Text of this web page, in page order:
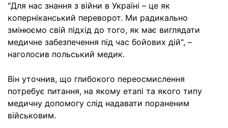
"Для нас знання з війни в Україні – це як
коперніканський переворот. Ми радикально
змінюємо свій підхід до того, як має виглядати
медичне забезпечення під час бойових дій", –
наголосив польський медик.
Він уточнив, що глибокого переосмислення
потребує питання, на якому етапі та якого типу
медичну допомогу слід надавати пораненим
військовим.